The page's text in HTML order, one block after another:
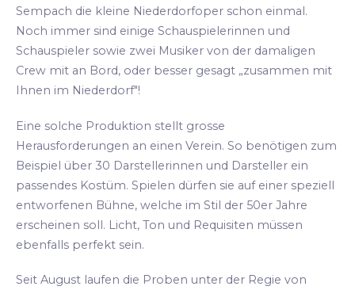
Sempach die kleine Niederdorfoper schon einmal.
Noch immer sind einige Schauspielerinnen und
Schauspieler sowie zwei Musiker von der damaligen
Crew mit an Bord, oder besser gesagt „zusammen mit
Ihnen im Niederdorf"!
Eine solche Produktion stellt grosse
Herausforderungen an einen Verein. So benötigen zum
Beispiel über 30 Darstellerinnen und Darsteller ein
passendes Kostüm. Spielen dürfen sie auf einer speziell
entworfenen Bühne, welche im Stil der 50er Jahre
erscheinen soll. Licht, Ton und Requisiten müssen
ebenfalls perfekt sein.
Seit August laufen die Proben unter der Regie von